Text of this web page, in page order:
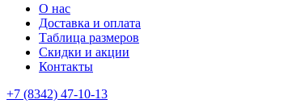
О нас
Доставка и оплата
Таблица размеров
Скидки и акции
Контакты
+7 (8342) 47-10-13